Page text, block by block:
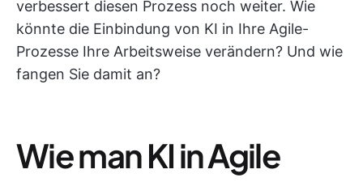
verbessert diesen Prozess noch weiter. Wie
könnte die Einbindung von KI in Ihre Agile-
Prozesse Ihre Arbeitsweise verändern? Und wie
fangen Sie damit an?
Wie man KI in Agile